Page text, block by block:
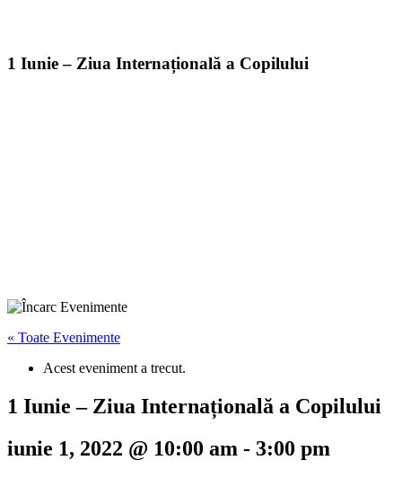
1 Iunie – Ziua Internațională a Copilului
« Toate Evenimente
Acest eveniment a trecut.
1 Iunie – Ziua Internațională a Copilului
iunie 1, 2022 @ 10:00 am - 3:00 pm